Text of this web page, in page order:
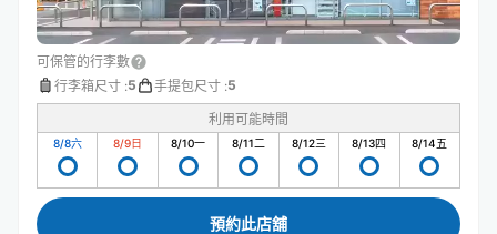
可保管的行李數
行李箱尺寸 :5 手提包尺寸 :5
利用可能時間
8/8六 8/9日 8/10一 8/11二 8/12三 8/13四 8/14五
預約此店舖